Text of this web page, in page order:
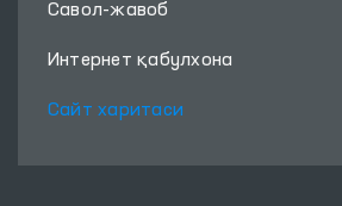
Савол-жавоб
Интернет қабулхона
Сайт харитаси